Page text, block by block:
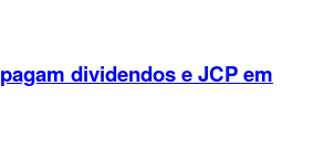
dividendos e JCP em